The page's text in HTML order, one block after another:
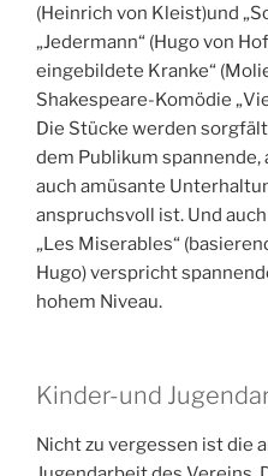
(Heinrich von Kleist)und
„Jedermann“ (Hugo von
eingebildete Kranke“
Shakespeare-Komödie
Die Stücke werden
dem Publikum
auch amüsante
anspruchsvoll ist. Und
„Les Miserables“
Hugo) verspricht
hohem Niveau.
Kinder-und
Nicht zu vergessen ist die